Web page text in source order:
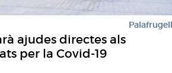
Palafrugell
ajudes directes als
per la Covid-19